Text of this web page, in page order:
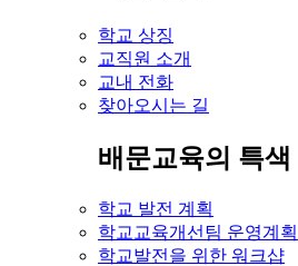
학교 상징
교직원 소개
교내 전화
찾아오시는 길
배문교육의 특색
학교 발전 계획
학교교육개선팀 운영계획
학교발전을 위한 워크샵